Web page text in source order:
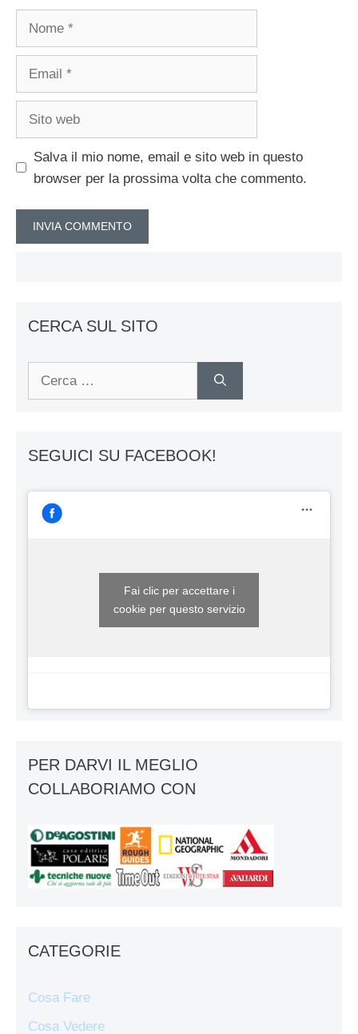
Salva il mio nome, email e sito web in questo
browser per la prossima volta che commento.
CERCA SUL SITO
Ricerca
SEGUICI SU FACEBOOK!
Fai clic per accettare i
cookie per questo servizio
PER DARVI IL MEGLIO
COLLABORIAMO CON
CATEGORIE
Cosa Fare
Cosa Vedere